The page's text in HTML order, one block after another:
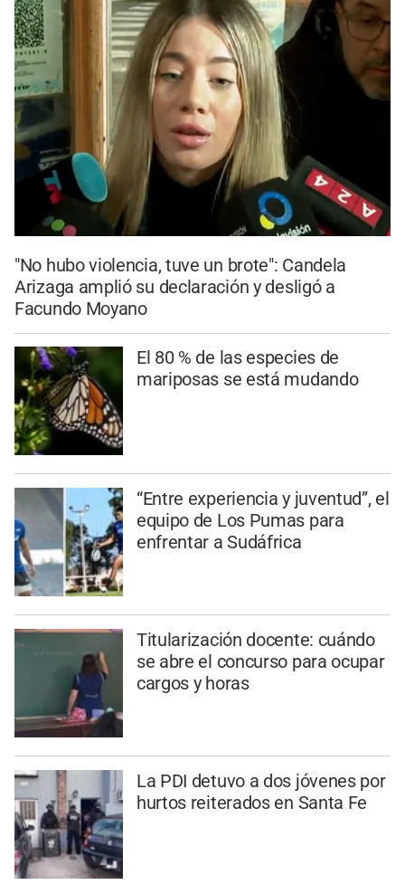
"No hubo violencia, tuve un brote": Candela
Arizaga amplió su declaración y desligó a
Facundo Moyano
El 80 % de las especies de
mariposas se está mudando
“Entre experiencia y juventud”, el
equipo de Los Pumas para
enfrentar a Sudáfrica
Titularización docente: cuándo
se abre el concurso para ocupar
cargos y horas
La PDI detuvo a dos jóvenes por
hurtos reiterados en Santa Fe